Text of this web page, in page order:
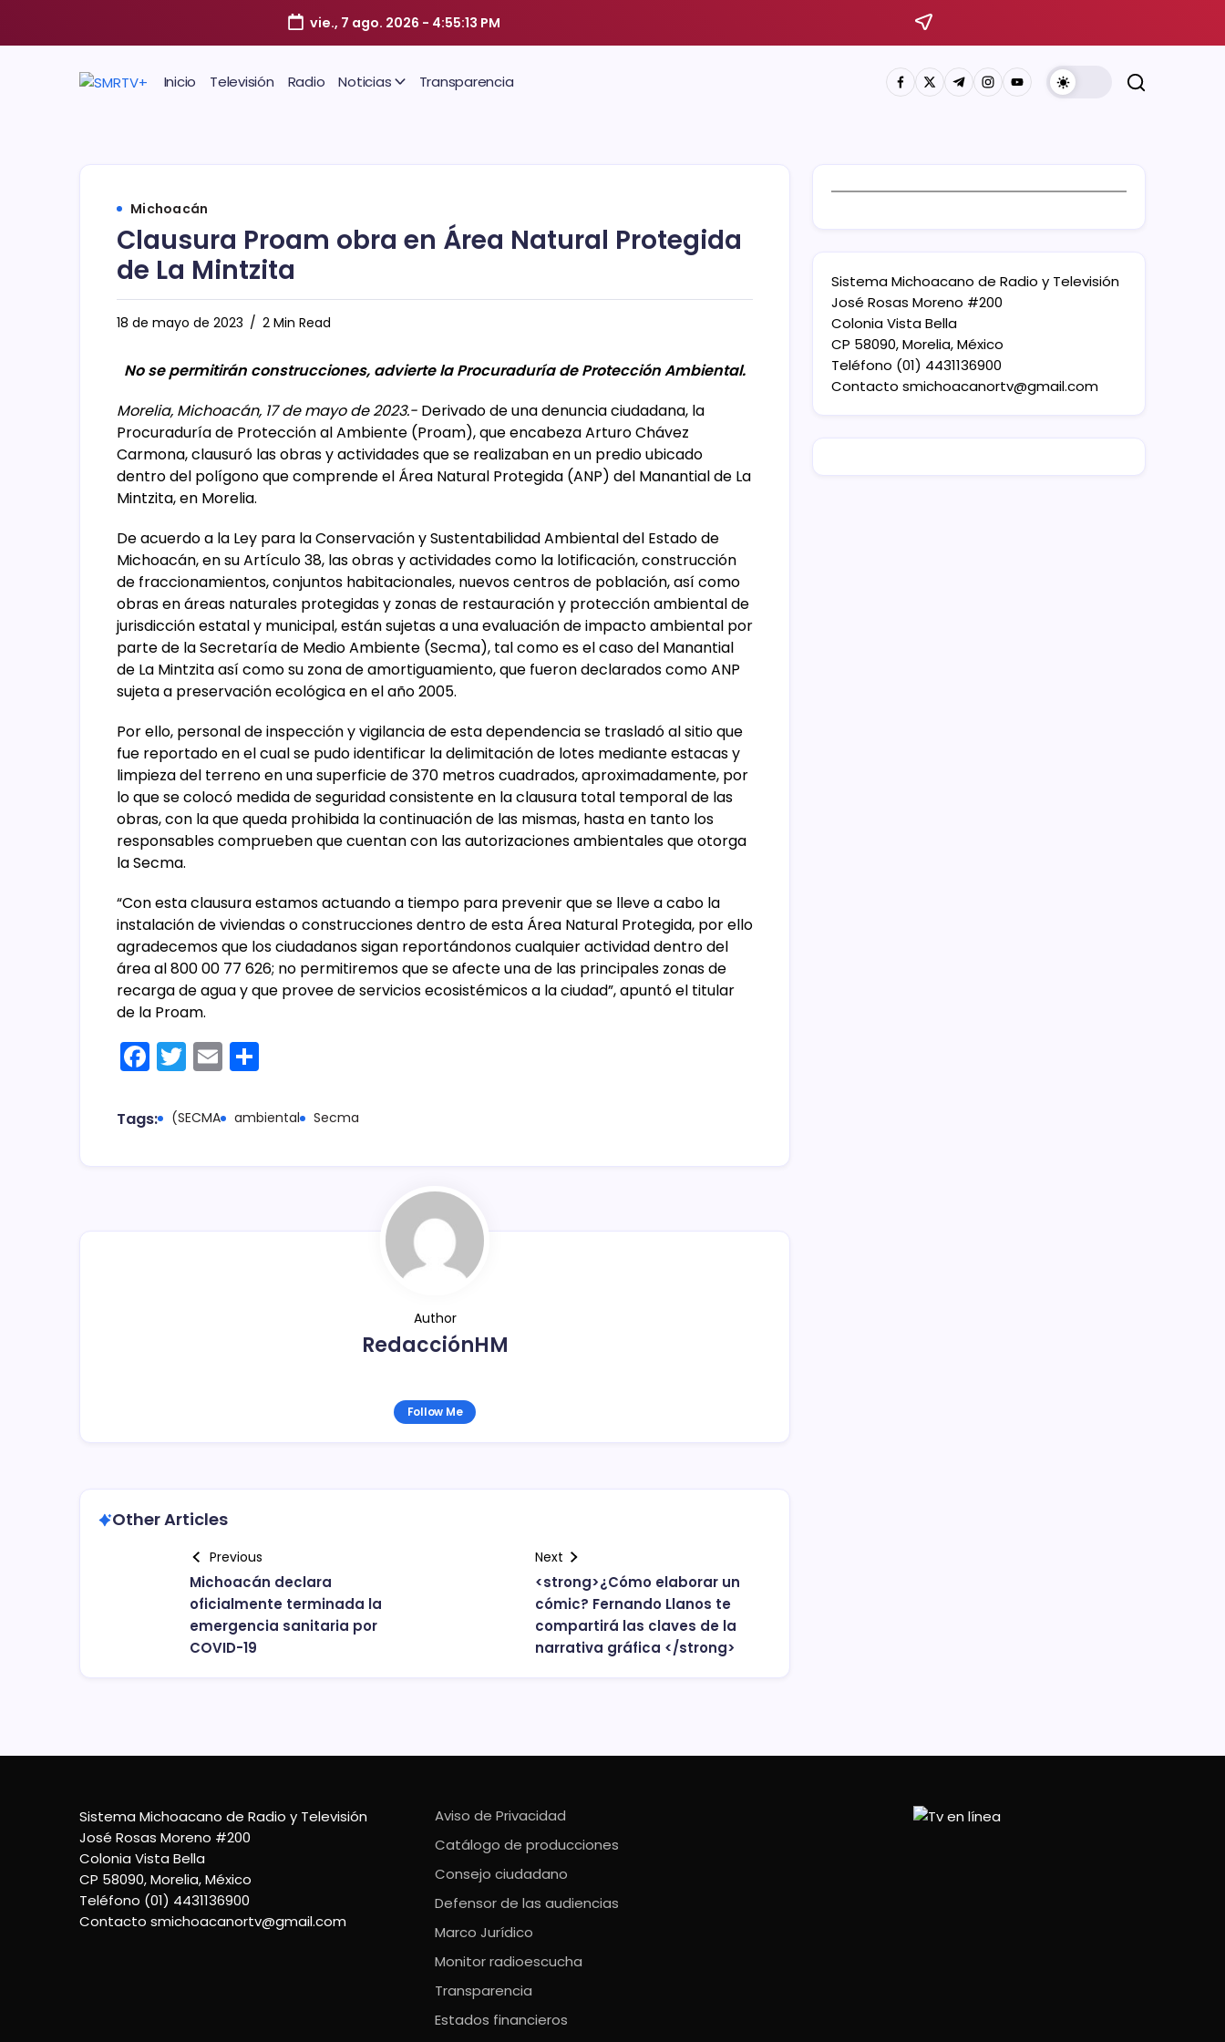
vie., 7 ago. 2026 - 4:55:13 PM
Inicio Televisión Radio Noticias Transparencia
Michoacán
Clausura Proam obra en Área Natural Protegida
de La Mintzita
18 de mayo de 2023 2 Min Read
No se permitirán construcciones, advierte la Procuraduría de Protección Ambiental.
Morelia, Michoacán, 17 de mayo de 2023.- Derivado de una denuncia ciudadana, la
Procuraduría de Protección al Ambiente (Proam), que encabeza Arturo Chávez
Carmona, clausuró las obras y actividades que se realizaban en un predio ubicado
dentro del polígono que comprende el Área Natural Protegida (ANP) del Manantial de La
Mintzita, en Morelia.
De acuerdo a la Ley para la Conservación y Sustentabilidad Ambiental del Estado de
Michoacán, en su Artículo 38, las obras y actividades como la lotificación, construcción
de fraccionamientos, conjuntos habitacionales, nuevos centros de población, así como
obras en áreas naturales protegidas y zonas de restauración y protección ambiental de
jurisdicción estatal y municipal, están sujetas a una evaluación de impacto ambiental por
parte de la Secretaría de Medio Ambiente (Secma), tal como es el caso del Manantial
de La Mintzita así como su zona de amortiguamiento, que fueron declarados como ANP
sujeta a preservación ecológica en el año 2005.
Por ello, personal de inspección y vigilancia de esta dependencia se trasladó al sitio que
fue reportado en el cual se pudo identificar la delimitación de lotes mediante estacas y
limpieza del terreno en una superficie de 370 metros cuadrados, aproximadamente, por
lo que se colocó medida de seguridad consistente en la clausura total temporal de las
obras, con la que queda prohibida la continuación de las mismas, hasta en tanto los
responsables comprueben que cuentan con las autorizaciones ambientales que otorga
la Secma.
“Con esta clausura estamos actuando a tiempo para prevenir que se lleve a cabo la
instalación de viviendas o construcciones dentro de esta Área Natural Protegida, por ello
agradecemos que los ciudadanos sigan reportándonos cualquier actividad dentro del
área al 800 00 77 626; no permitiremos que se afecte una de las principales zonas de
recarga de agua y que provee de servicios ecosistémicos a la ciudad”, apuntó el titular
de la Proam.
F
a
c
T
w
itt
E
m
ai m
Tags: (SECMA ambiental Secma
Author
RedacciónHM
Follow Me
Other Articles
Previous
Michoacán declara
oficialmente terminada la
emergencia sanitaria por
COVID-19
Next
<strong>¿Cómo elaborar un
cómic? Fernando Llanos te
compartirá las claves de la
narrativa gráfica </strong>
Sistema Michoacano de Radio y Televisión
José Rosas Moreno #200
Colonia Vista Bella
CP 58090, Morelia, México
Teléfono (01) 4431136900
Contacto smichoacanortv@gmail.com
Sistema Michoacano de Radio y Televisión
José Rosas Moreno #200
Colonia Vista Bella
CP 58090, Morelia, México
Teléfono (01) 4431136900
Contacto smichoacanortv@gmail.com
Aviso de Privacidad
Catálogo de producciones
Consejo ciudadano
Defensor de las audiencias
Marco Jurídico
Monitor radioescucha
Transparencia
Estados financieros